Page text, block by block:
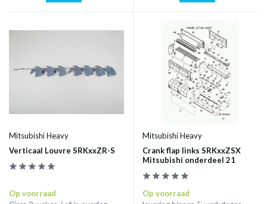
Mitsubishi Heavy
Verticaal Louvre SRKxxZR-S
Op voorraad
Mitsubishi Heavy
Crank flap links SRKxxZSX
Mitsubishi onderdeel 21
Op voorraad